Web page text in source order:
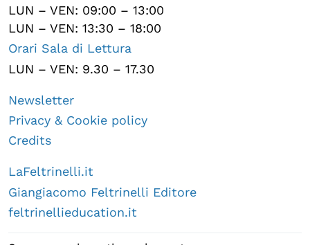
LUN – VEN: 09:00 – 13:00
LUN – VEN: 13:30 – 18:00
Orari Sala di Lettura
LUN – VEN: 9.30 – 17.30
Newsletter
Privacy & Cookie policy
Credits
LaFeltrinelli.it
Giangiacomo Feltrinelli Editore
feltrinellieducation.it